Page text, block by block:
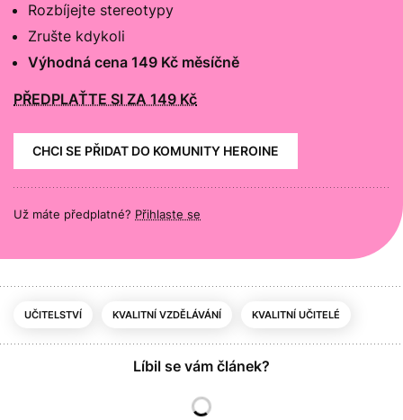
Rozbíjejte stereotypy
Zrušte kdykoli
Výhodná cena 149 Kč měsíčně
PŘEDPLAŤTE SI ZA 149 Kč
CHCI SE PŘIDAT DO KOMUNITY HEROINE
Už máte předplatné? Přihlaste se
UČITELSTVÍ KVALITNÍ VZDĚLÁVÁNÍ KVALITNÍ UČITELÉ
Líbil se vám článek?